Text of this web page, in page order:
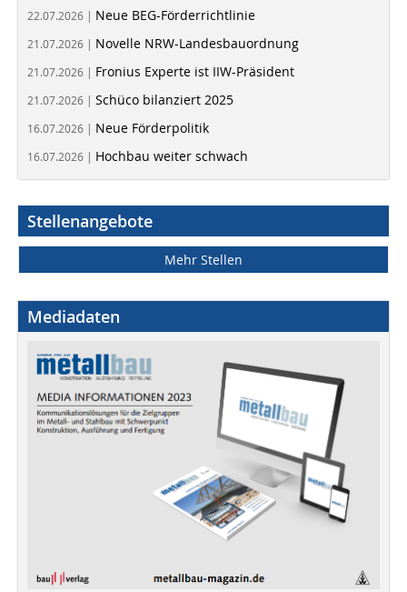
22.07.2026 | Neue BEG-Förderrichtlinie
21.07.2026 | Novelle NRW-Landesbauordnung
21.07.2026 | Fronius Experte ist IIW-Präsident
21.07.2026 | Schüco bilanziert 2025
16.07.2026 | Neue Förderpolitik
16.07.2026 | Hochbau weiter schwach
Stellenangebote
Mehr Stellen
Mediadaten